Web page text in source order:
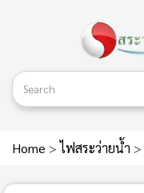
Home > ไฟสระว่ายน้ำ >